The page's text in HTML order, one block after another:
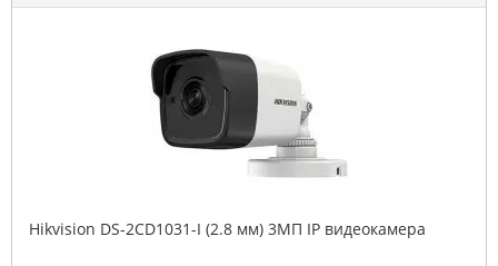
Hikvision DS-2CD1031-I (2.8 мм) 3МП IP видеокамера